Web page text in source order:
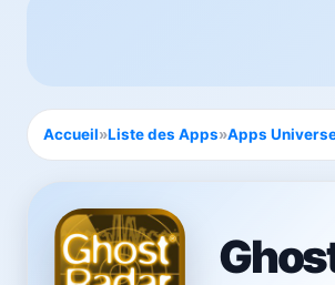
Accueil»Liste des Apps»Apps